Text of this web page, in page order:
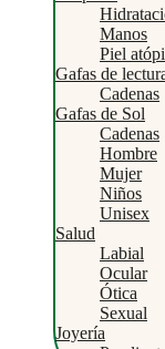
Manos
Piel
Gafas de
Cadenas
Gafas de Sol
Cadenas
Hombre
Mujer
Niños
Unisex
Salud
Labial
Ocular
Ótica
Sexual
Joyería